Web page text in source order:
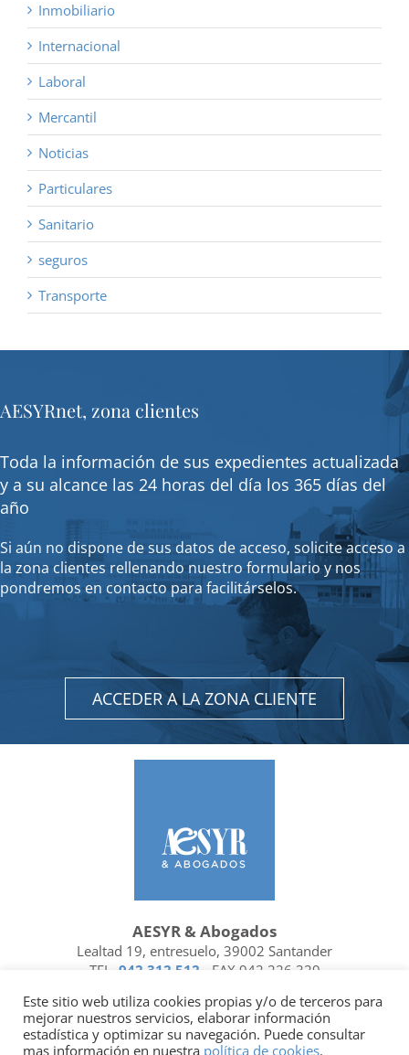
Inmobiliario
Internacional
Laboral
Mercantil
Noticias
Particulares
Sanitario
seguros
Transporte
AESYRnet, zona clientes
Toda la información de sus expedientes actualizada
y a su alcance las 24 horas del día los 365 días del
año
Si aún no dispone de sus datos de acceso, solicite acceso a
la zona clientes rellenando nuestro formulario y nos
pondremos en contacto para facilitárselos.
ACCEDER A LA ZONA CLIENTE
AESYR & Abogados
Lealtad 19, entresuelo, 39002 Santander
TEL. 942 312 512 - FAX 942 226 329
FacebookLinkedin
Este sitio web utiliza cookies propias y/o de terceros para
mejorar nuestros servicios, elaborar información
estadística y optimizar su navegación. Puede consultar
mas información en nuestra política de cookies.